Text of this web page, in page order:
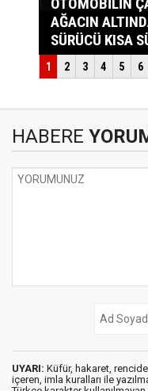
HABERE
UYARI: Küfür, hakaret,
içeren, imla kuralları ile